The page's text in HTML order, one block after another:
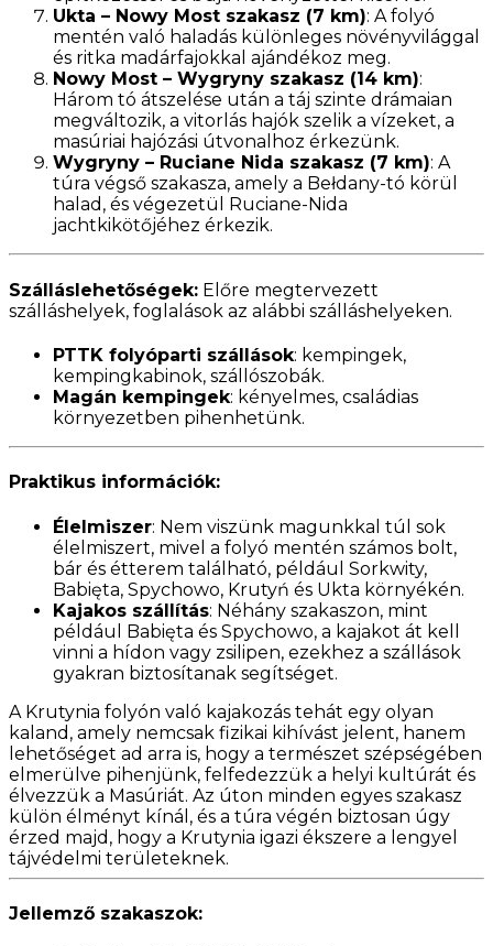
Ukta – Nowy Most szakasz (7 km): A folyó
mentén való haladás különleges növényvilággal
és ritka madárfajokkal ajándékoz meg.
Nowy Most – Wygryny szakasz (14 km):
Három tó átszelése után a táj szinte drámaian
megváltozik, a vitorlás hajók szelik a vízeket, a
masúriai hajózási útvonalhoz érkezünk.
Wygryny – Ruciane Nida szakasz (7 km): A
túra végső szakasza, amely a Bełdany-tó körül
halad, és végezetül Ruciane-Nida
jachtkikötőjéhez érkezik.
Szálláslehetőségek: Előre megtervezett
szálláshelyek, foglalások az alábbi szálláshelyeken.
PTTK folyóparti szállások: kempingek,
kempingkabinok, szállószobák.
Magán kempingek: kényelmes, családias
környezetben pihenhetünk.
Praktikus információk:
Élelmiszer: Nem viszünk magunkkal túl sok
élelmiszert, mivel a folyó mentén számos bolt,
bár és étterem található, például Sorkwity,
Babięta, Spychowo, Krutyń és Ukta környékén.
Kajakos szállítás: Néhány szakaszon, mint
például Babięta és Spychowo, a kajakot át kell
vinni a hídon vagy zsilipen, ezekhez a szállások
gyakran biztosítanak segítséget.
A Krutynia folyón való kajakozás tehát egy olyan
kaland, amely nemcsak fizikai kihívást jelent, hanem
lehetőséget ad arra is, hogy a természet szépségében
elmerülve pihenjünk, felfedezzük a helyi kultúrát és
élvezzük a Masúriát. Az úton minden egyes szakasz
külön élményt kínál, és a túra végén biztosan úgy
érzed majd, hogy a Krutynia igazi ékszere a lengyel
tájvédelmi területeknek.
Jellemző szakaszok: